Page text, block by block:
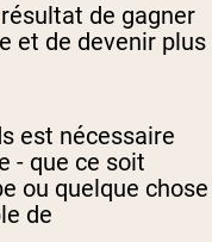
de gagner
et de devenir plus
est nécessaire
- que ce soit
ou quelque chose
de